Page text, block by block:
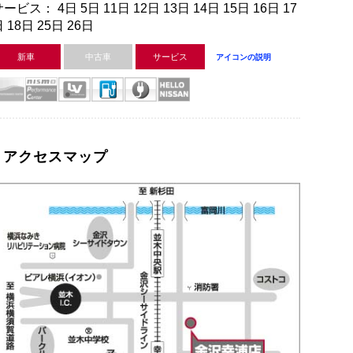
ービス： 4日 5日 11日 12日 13日 14日 15日 16日 17
18日 25日 26日
新車 中古車 サービス アイコンの説明
アクセスマップ